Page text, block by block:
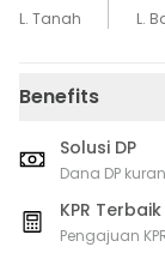
L. Tanah
L.
Benefits
Solusi DP
Dana DP
KPR Terbaik
Pengajuan